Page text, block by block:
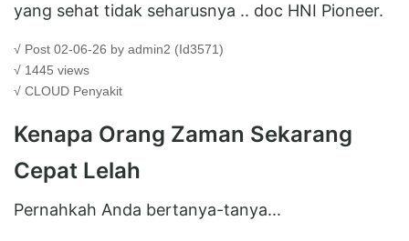
yang sehat tidak seharusnya .. doc HNI Pioneer.
√ Post 02-06-26 by admin2 (Id3571)
√ 1445 views
√ CLOUD Penyakit
Kenapa Orang Zaman Sekarang
Cepat Lelah
Pernahkah Anda bertanya-tanya...